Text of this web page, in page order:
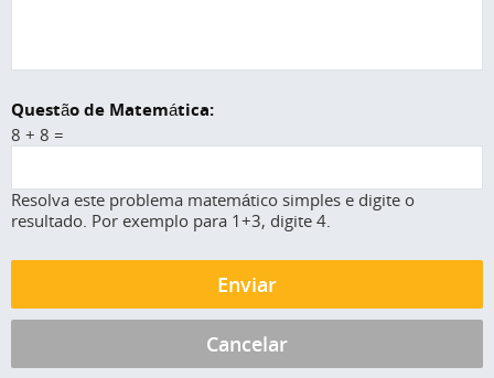
Questão de Matemática:
8 + 8 =
Resolva este problema matemático simples e digite o
resultado. Por exemplo para 1+3, digite 4.